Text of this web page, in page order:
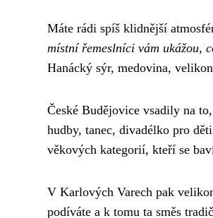
Máte rádi spíš klidnější
místní řemeslníci vám ukážou,
Hanácký sýr, medovina,
České Budějovice vsadily na
hudby, tanec, divadélko pro
věkových kategorií, kteří se
V Karlových Varech pak
podíváte a k tomu ta směs